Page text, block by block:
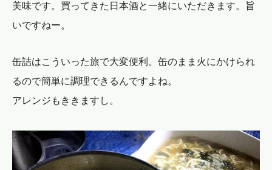
美味です。買ってきた日本酒と一緒にいただきます。旨
いですねー。
缶詰はこういった旅で大変便利。缶のまま火にかけられ
るので簡単に調理できるんですよね。
アレンジもききますし。